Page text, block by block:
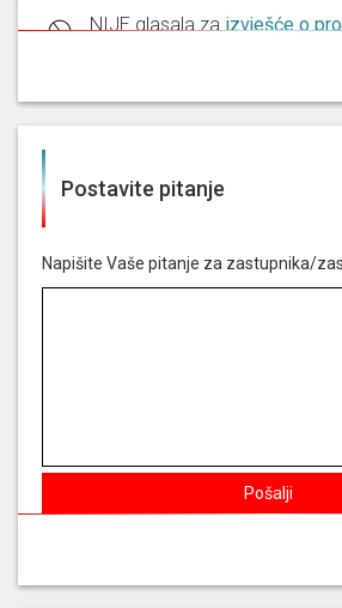
NIJE glasala zaizvješće o
pravu na pristup
- podnositelj: povjerenik za
o poslovanju poliklinike
institucionalnim propustima i
u ugovaranju i financiranju
Glasala je ZAodluka o
oružanih snaga republike
operacije potpore miru -
Postavite pitanje
Napišite Vaše pitanje za zastupnika/
Pošalji